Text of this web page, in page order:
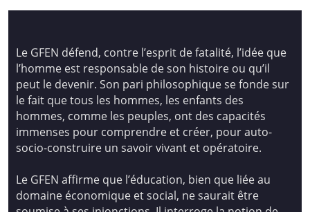
Le GFEN défend, contre l’esprit de fatalité, l’idée que
l’homme est responsable de son histoire ou qu’il
peut le devenir. Son pari philosophique se fonde sur
le fait que tous les hommes, les enfants des
hommes, comme les peuples, ont des capacités
immenses pour comprendre et créer, pour auto-
socio-construire un savoir vivant et opératoire.
Le GFEN affirme que l’éducation, bien que liée au
domaine économique et social, ne saurait être